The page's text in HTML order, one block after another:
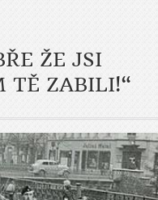
ŽE JSI
TĚ ZABILI!“